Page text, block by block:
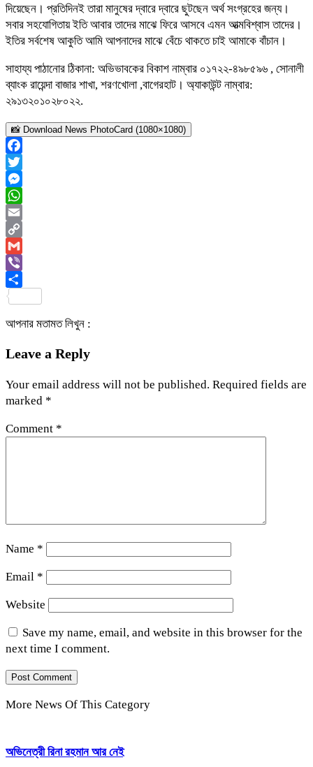
দিয়েছেন। প্রতিদিনই তারা মানুষের দ্বারে দ্বারে ছুটছেন অর্থ সংগ্রহের জন্য।
সবার সহযোগিতায় ইতি আবার তাদের মাঝে ফিরে আসবে এমন আত্মবিশ্বাস তাদের।
ইতির সর্বশেষ আকুতি আমি আপনাদের মাঝে বেঁচে থাকতে চাই আমাকে বাঁচান।
সাহায্য পাঠানোর ঠিকানা: অভিভাবকের বিকাশ নাম্বার ০১৭২২-৪৯৮৫৯৬ , সোনালী
ব্যাংক রায়েন্দা বাজার শাখা, শরণখোলা ,বাগেরহাট। অ্যাকাউন্ট নাম্বার:
২৯১৩২০১০২৮০২২.
📸 Download News PhotoCard (1080×1080)
Facebook
Twitter
Messenger
WhatsApp
Email
Copy
Link
Gmail
Viber
আপনার মতামত লিখুন :
Leave a Reply
Your email address will not be published. Required fields are
marked *
Comment *
Name *
Email *
Website
Save my name, email, and website in this browser for the
next time I comment.
More News Of This Category
অভিনেত্রী রিনা রহমান আর নেই